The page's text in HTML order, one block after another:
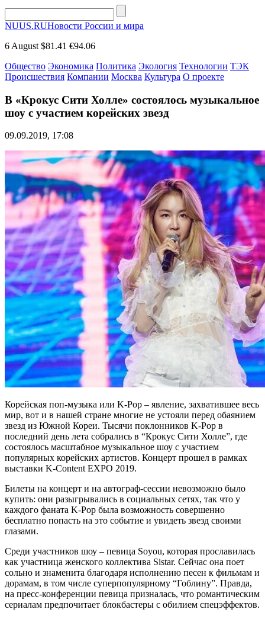
NUUS.RUНовости России и мира
6 August $81.41 €94.06
Общество Экономика Политика Экология Технологии ТЭК
Происшествия Компании Москва Культура О проекте
В «Крокус Сити Холле» состоялось музыкальное
шоу с участием корейских звезд
09.09.2019, 17:08
Корейская поп-музыка или K-Pop – явление, захватившее весь
мир, вот и в нашей стране многие не устояли перед обаянием
звезд из Южной Кореи. Тысячи поклонников K-Pop в
последний день лета собрались в “Крокус Сити Холле”, где
состоялось масштабное музыкальное шоу с участием
популярных корейских артистов. Концерт прошел в рамках
выставки K-Content EXPO 2019.
Билеты на концерт и на автограф-сессии невозможно было
купить: они разыгрывались в социальных сетях, так что у
каждого фаната K-Pop была возможность совершенно
бесплатно попасть на это событие и увидеть звезд своими
глазами.
Среди участников шоу – певица Soyou, которая прославилась
как участница женского коллектива Sistar. Сейчас она поет
сольно и знаменита благодаря исполнению песен к фильмам и
дорамам, в том числе суперпопулярному “Гоблину”. Правда,
на пресс-конференции певица призналась, что романтическим
сериалам предпочитает блокбастеры с обилием спецэффектов.